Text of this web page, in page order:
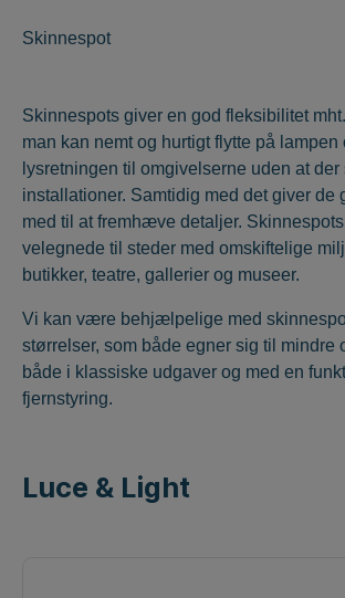
Skinnespot
Skinnespots giver en god fleksibilitet
man kan nemt og hurtigt flytte på lampen
lysretningen til omgivelserne uden at
installationer. Samtidig med det giver de
med til at fremhæve detaljer.
velegnede til steder med omskiftelige
butikker, teatre, gallerier og museer.
Vi kan være behjælpelige med
størrelser, som både egner sig til mindre
både i klassiske udgaver og med en
fjernstyring.
Luce & Light